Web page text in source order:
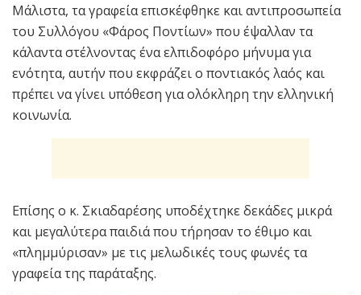
Μάλιστα, τα γραφεία επισκέφθηκε και αντιπροσωπεία
του Συλλόγου «Φάρος Ποντίων» που έψαλλαν τα
κάλαντα στέλνοντας ένα ελπιδοφόρο μήνυμα για
ενότητα, αυτήν που εκφράζει ο ποντιακός λαός και
πρέπει να γίνει υπόθεση για ολόκληρη την ελληνική
κοινωνία.
Επίσης ο κ. Σκιαδαρέσης υποδέχτηκε δεκάδες μικρά
και μεγαλύτερα παιδιά που τήρησαν το έθιμο και
«πλημμύρισαν» με τις μελωδικές τους φωνές τα
γραφεία της παράταξης.